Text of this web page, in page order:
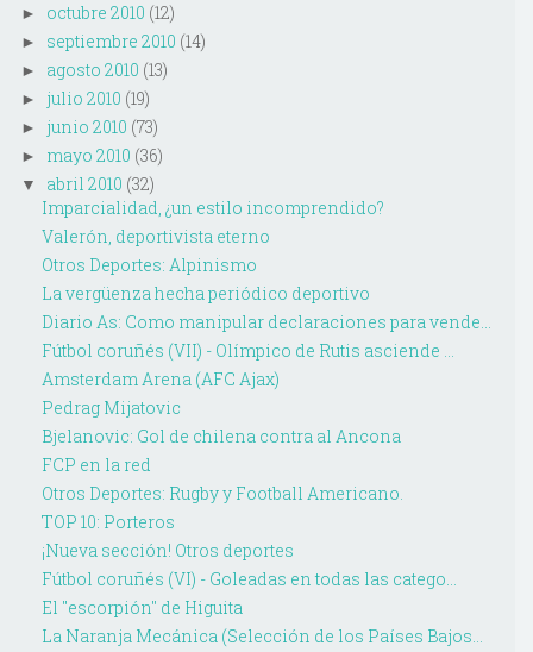
► octubre 2010 (12)
► septiembre 2010 (14)
► agosto 2010 (13)
► julio 2010 (19)
► junio 2010 (73)
► mayo 2010 (36)
▼ abril 2010 (32)
Imparcialidad, ¿un estilo incomprendido?
Valerón, deportivista eterno
Otros Deportes: Alpinismo
La vergüenza hecha periódico deportivo
Diario As: Como manipular declaraciones para vende...
Fútbol coruñés (VII) - Olímpico de Rutis asciende ...
Amsterdam Arena (AFC Ajax)
Pedrag Mijatovic
Bjelanovic: Gol de chilena contra al Ancona
FCP en la red
Otros Deportes: Rugby y Football Americano.
TOP 10: Porteros
¡Nueva sección! Otros deportes
Fútbol coruñés (VI) - Goleadas en todas las catego...
El ''escorpión'' de Higuita
La Naranja Mecánica (Selección de los Países Bajos...